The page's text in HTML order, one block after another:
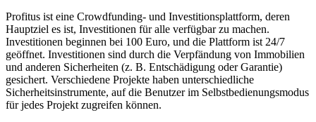
Profitus ist eine Crowdfunding- und Investitionsplattform, deren
Hauptziel es ist, Investitionen für alle verfügbar zu machen.
Investitionen beginnen bei 100 Euro, und die Plattform ist 24/7
geöffnet. Investitionen sind durch die Verpfändung von Immobilien
und anderen Sicherheiten (z. B. Entschädigung oder Garantie)
gesichert. Verschiedene Projekte haben unterschiedliche
Sicherheitsinstrumente, auf die Benutzer im Selbstbedienungsmodus
für jedes Projekt zugreifen können.